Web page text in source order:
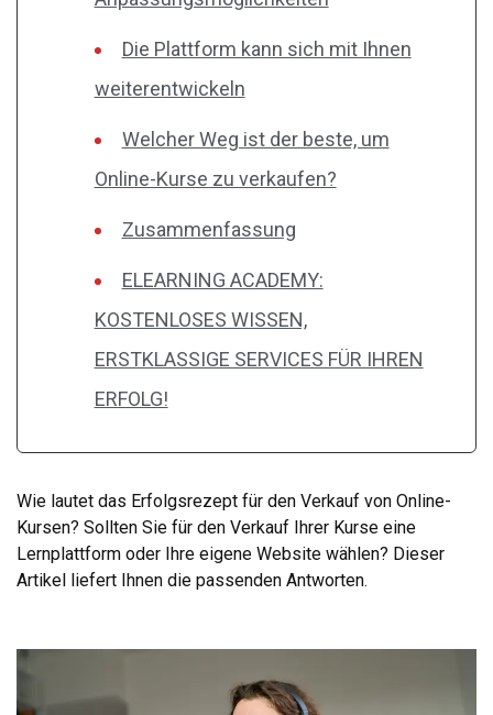
Die Plattform kann sich mit Ihnen
weiterentwickeln
Welcher Weg ist der beste, um
Online-Kurse zu verkaufen?
Zusammenfassung
ELEARNING ACADEMY:
KOSTENLOSES WISSEN,
ERSTKLASSIGE SERVICES FÜR IHREN
ERFOLG!
Wie lautet das Erfolgsrezept für den Verkauf von Online-
Kursen? Sollten Sie für den Verkauf Ihrer Kurse eine
Lernplattform oder Ihre eigene Website wählen? Dieser
Artikel liefert Ihnen die passenden Antworten.